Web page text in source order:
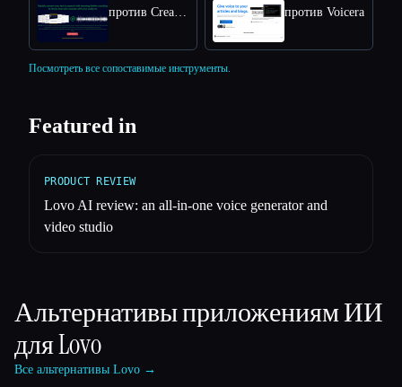
против Voicera
Посмотреть все сопоставимые инструменты.
Featured in
PRODUCT REVIEW
Lovo AI review: an all-in-one voice generator and
video studio
Альтернативы приложениям ИИ
дляLovo
Все альтернативы Lovo →